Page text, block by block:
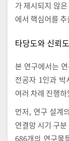
가 제시되지 않
에서 핵심어를
타당도와 신뢰도
본 연구에서는
전공자 1인과
여러 차례 진행
먼저, 연구 설계
연결망 시기 구
686개의 연구물